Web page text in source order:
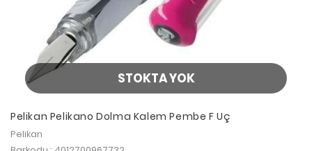
STOKTA YOK
Pelikan Pelikano Dolma Kalem Pembe F Uç
Pelikan